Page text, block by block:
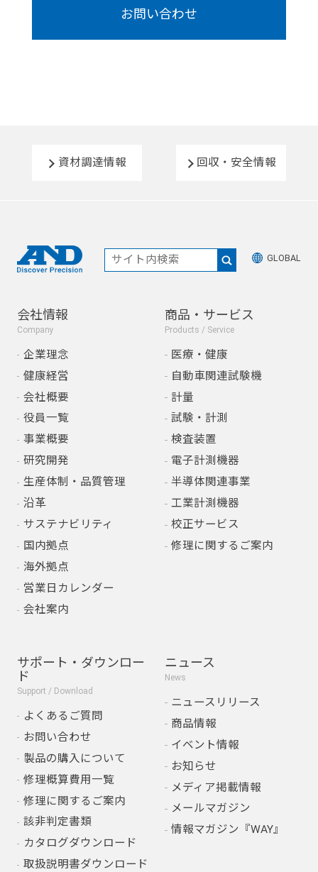
お問い合わせ
資材調達情報 回収・安全情報
GLOBAL
会社情報
Company
企業理念
健康経営
会社概要
役員一覧
事業概要
研究開発
生産体制・品質管理
沿革
サステナビリティ
国内拠点
海外拠点
営業日カレンダー
会社案内
商品・サービス
Products / Service
医療・健康
自動車関連試験機
計量
試験・計測
検査装置
電子計測機器
半導体関連事業
工業計測機器
校正サービス
修理に関するご案内
サポート・ダウンロー
ド
Support / Download
よくあるご質問
お問い合わせ
製品の購入について
修理概算費用一覧
修理に関するご案内
該非判定書類
カタログダウンロード
取扱説明書ダウンロード
ニュース
News
ニュースリリース
商品情報
イベント情報
お知らせ
メディア掲載情報
メールマガジン
情報マガジン『WAY』